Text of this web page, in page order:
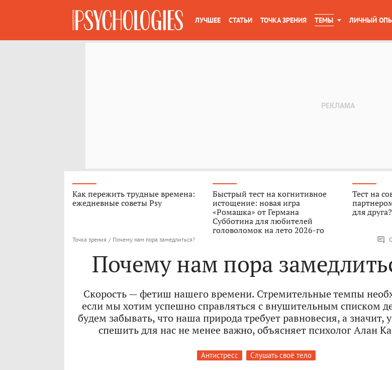
ЛУЧШЕЕ СТАТЬИ ТОЧКА ЗРЕНИЯ ТЕМЫ ЛИЧНЫЙ
Как пережить трудные времена:
ежедневные советы Psy
Быстрый тест на когнитивное
истощение: новая игра
«Ромашка» от Германа
Субботина для любителей
головоломок на лето 2026-го
Тест на
для друга?
Точка зрения / Почему нам пора замедлиться?
Почему нам пора
Скорость — фетиш нашего времени. Стремительные темпы
если мы хотим успешно справляться с внушительным списком
будем забывать, что наша природа требует равновесия, а значит,
спешить для нас не менее важно, объясняет психолог Алан
Антистресс Слушать своё тело